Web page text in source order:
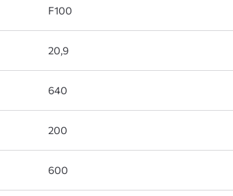
F100
20,9
640
200
600